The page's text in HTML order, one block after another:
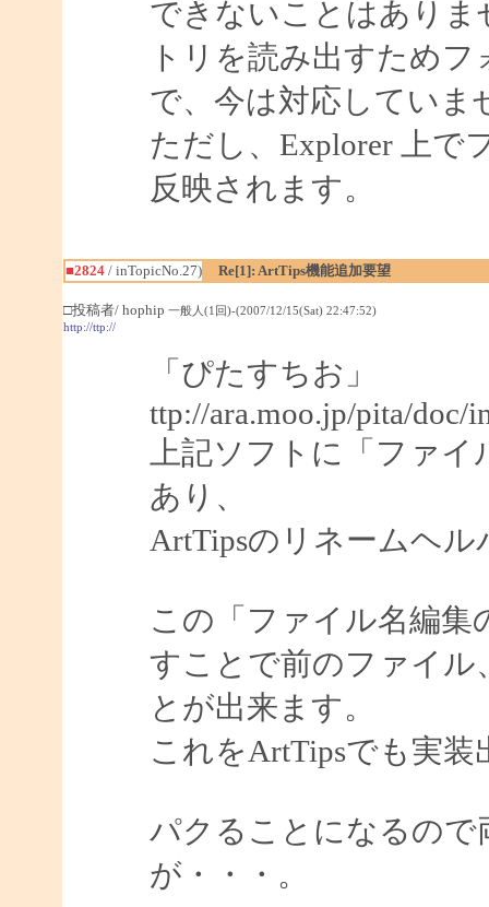
できないことはありま
トリを読み出すため
で、今は対応していま
ただし、Explorer 上で
反映されます。
■2824/ inTopicNo.27) Re[1]: ArtTips機能追加要望
□投稿者/ hophip 一般人(1回)-(2007/12/15(Sat) 22:47:52)
http://ttp://
「ぴたすちお」
ttp://ara.moo.jp/pita/doc/
上記ソフトに「ファ
あり、
ArtTipsのリネームヘ
この「ファイル名編集
すことで前のファイル
とが出来ます。
これをArtTipsでも実
パクることになるので
が・・・。